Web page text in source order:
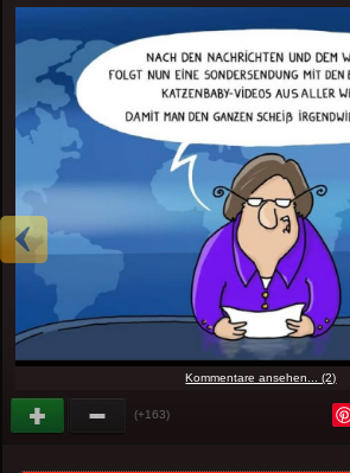
Kommentare ansehen... (2)
(+163)